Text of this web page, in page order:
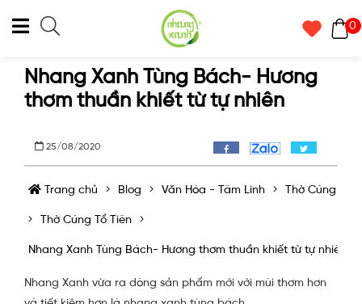
0
Nhang Xanh Tùng Bách- Hương
thơm thuần khiết từ tự nhiên
25/08/2020
Trang chủ Blog Văn Hóa - Tâm Linh Thờ Cúng
Thờ Cúng Tổ Tiên
Nhang Xanh Tùng Bách- Hương thơm thuần khiết từ tự nhiên
Nhang Xanh vừa ra dòng sản phẩm mới với mùi thơm hơn